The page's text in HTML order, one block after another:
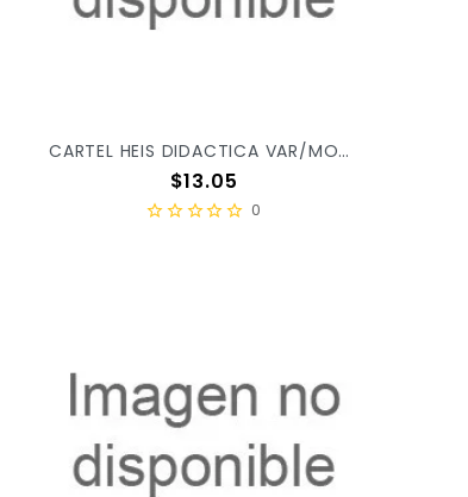
CARTEL HEIS DIDACTICA VAR/MOD PZ
Precio
$13.05
0